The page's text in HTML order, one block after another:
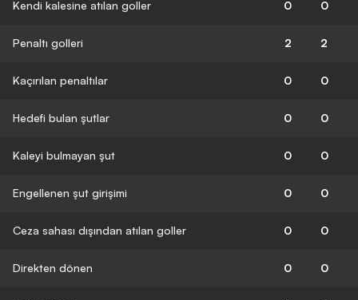
Kendi kalesine atılan goller 0 0
Penaltı golleri 2 2
Kaçırılan penaltılar 0 0
Hedefi bulan şutlar 0 0
Kaleyi bulmayan şut 0 0
Engellenen şut girişimi 0 0
Ceza sahası dışından atılan goller 0 0
Direkten dönen 0 0